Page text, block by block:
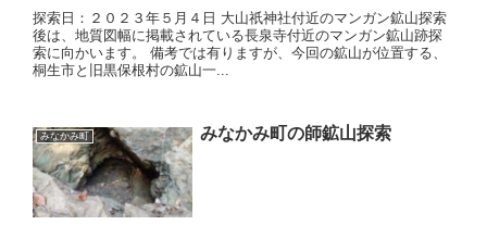
探索日：２０２３年５月４日 大山祇神社付近のマンガン鉱山探索
後は、地質図幅に掲載されている長泉寺付近のマンガン鉱山跡探
索に向かいます。 備考では有りますが、今回の鉱山が位置する、
桐生市と旧黒保根村の鉱山一...
みなかみ町 みなかみ町の師鉱山探索